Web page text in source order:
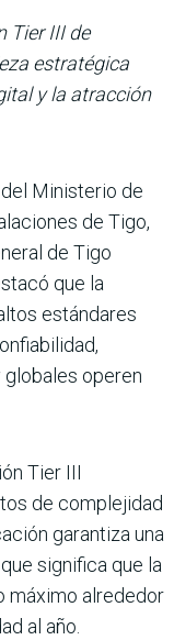
Tier III de
estratégica
y la atracción
del Ministerio de
de Tigo,
de Tigo
que la
estándares
operen
Tier III
de complejidad
garantiza una
significa que la
máximo alrededor
al año.